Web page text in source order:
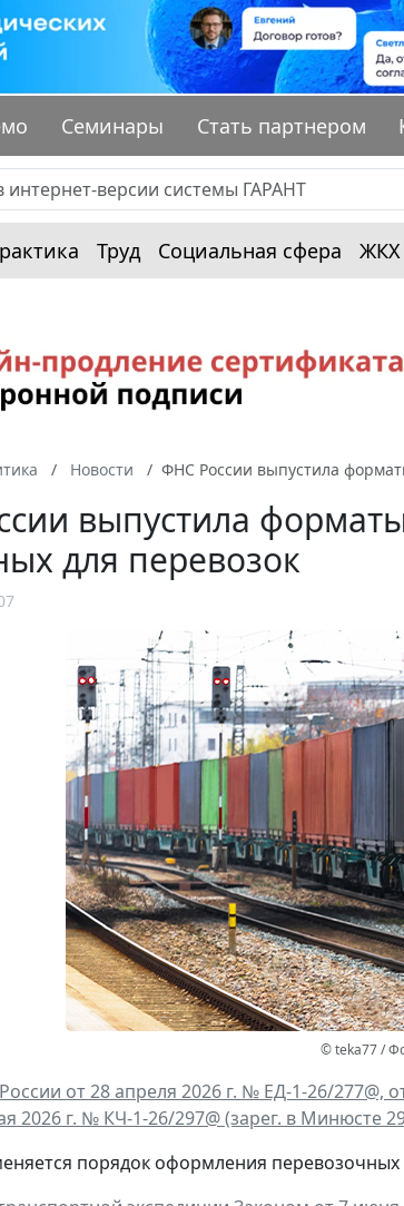
Семинары Стать партнером
Труд Социальная сфера ЖКХ
Новости ФНС России выпустила
выпустила
для перевозок
© teka77 /
от 28 апреля 2026 г. № ЕД-1-26/277@,
2026 г. № КЧ-1-26/297@ (зарег. в Минюсте
порядок оформления перевозочных